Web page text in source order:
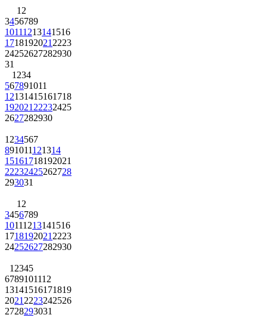
1 2
3456789
10111213141516
1718192021 2223
24252627282930
31
1 234
567891011
12131415161718
192021 22232425
2627282930
1 234567
891011121314
15161718192021
22232425262728
293031
1 2
3456789
10111213141516
1718192021 2223
24252627282930
1 2345
6789101112
13141516171819
2021 2223242526
2728293031